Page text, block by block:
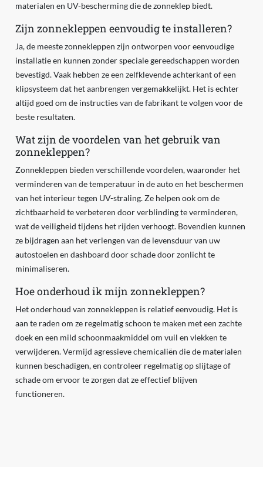
materialen en UV-bescherming die de zonneklep biedt.
Zijn zonnekleppen eenvoudig te installeren?
Ja, de meeste zonnekleppen zijn ontworpen voor eenvoudige
installatie en kunnen zonder speciale gereedschappen worden
bevestigd. Vaak hebben ze een zelfklevende achterkant of een
klipsysteem dat het aanbrengen vergemakkelijkt. Het is echter
altijd goed om de instructies van de fabrikant te volgen voor de
beste resultaten.
Wat zijn de voordelen van het gebruik van
zonnekleppen?
Zonnekleppen bieden verschillende voordelen, waaronder het
verminderen van de temperatuur in de auto en het beschermen
van het interieur tegen UV-straling. Ze helpen ook om de
zichtbaarheid te verbeteren door verblinding te verminderen,
wat de veiligheid tijdens het rijden verhoogt. Bovendien kunnen
ze bijdragen aan het verlengen van de levensduur van uw
autostoelen en dashboard door schade door zonlicht te
minimaliseren.
Hoe onderhoud ik mijn zonnekleppen?
Het onderhoud van zonnekleppen is relatief eenvoudig. Het is
aan te raden om ze regelmatig schoon te maken met een zachte
doek en een mild schoonmaakmiddel om vuil en vlekken te
verwijderen. Vermijd agressieve chemicaliën die de materialen
kunnen beschadigen, en controleer regelmatig op slijtage of
schade om ervoor te zorgen dat ze effectief blijven
functioneren.